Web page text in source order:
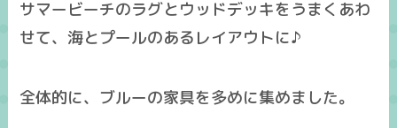
サマービーチのラグとウッドデッキをうまくあわ
せて、海とプールのあるレイアウトに♪
全体的に、ブルーの家具を多めに集めました。